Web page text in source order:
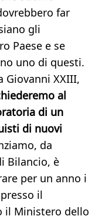
far
gli
Paese e se
uno di questi.
Giovanni XXIII,
al
di un
di nuovi
da
Bilancio, è
per un anno i
il
il Ministero dello